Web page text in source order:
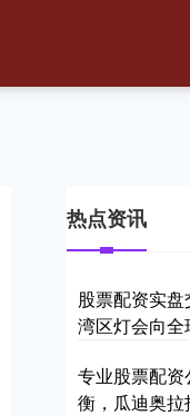
热点资讯
股票配资实
湾区灯会向
专业股票配
衡，瓜迪奥